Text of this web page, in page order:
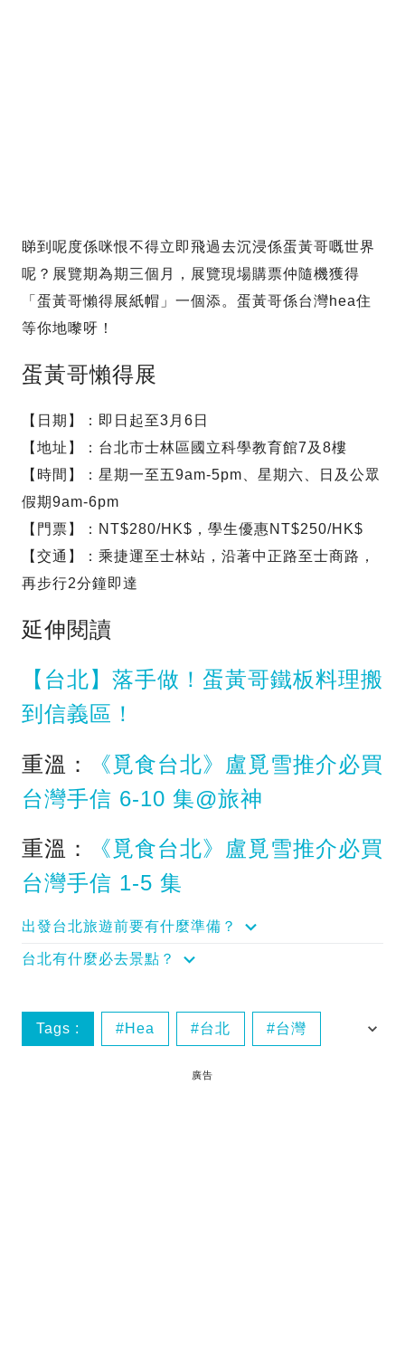
睇到呢度係咪恨不得立即飛過去沉浸係蛋黃哥嘅世界
呢？展覽期為期三個月，展覽現場購票仲隨機獲得
「蛋黃哥懶得展紙帽」一個添。蛋黃哥係台灣hea住
等你地嚟呀！
蛋黃哥懶得展
【日期】：即日起至3月6日
【地址】：台北市士林區國立科學教育館7及8樓
【時間】：星期一至五9am-5pm、星期六、日及公眾
假期9am-6pm
【門票】：NT$280/HK$，學生優惠NT$250/HK$
【交通】：乘捷運至士林站，沿著中正路至士商路，
再步行2分鐘即達
延伸閱讀
【‪台北】落手做！蛋黃哥鐵板料理搬
到信義區！
重溫：
《覓食台北》盧覓雪推介必買
台灣手信 6-10 集@旅神
重溫：
《覓食台北》盧覓雪推介必買
台灣手信 1-5 集
出發台北旅遊前要有什麼準備？
台北有什麼必去景點？
Tags : Hea 台北 台灣
廣告